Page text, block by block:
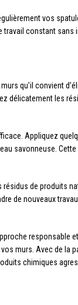
vos
constant sans
qu’il convient
délicatement les
Appliquez
savonneuse.
de
de nouveaux
murs. Avec de
chimiques